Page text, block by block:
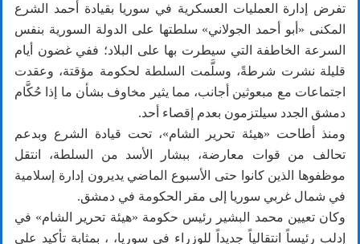
تفرض إدارة العمليات العسكرية في سوريا بقيادة أحمد الشرع
المكنى «أبو أحمد الجولاني» سلطتها على الدولة السورية بنفس
السرعة الخاطفة التي سيطرت بها على البلاد؛ ففي غضون أيام
قليلة نشرت شرطةً، وسلَّمت السلطة لحكومة مؤقتة، وعقدت
اجتماعات مع مبعوثين أجانب، مما يثير مخاوف بشأن ما إذا حُكَّام
دمشق الجدد سيلتزمون بعدم إقصاء أحد.
ومنذ أطاحت «هيئة تحرير الشام»، تحت قيادة الشرع وبدعم
تحالف من قوات معارضة، ببشار الأسد من السلطة، انتقل
موظفوها الذين كانوا حتى الأسبوع الماضي يديرون إدارة إسلامية
في شمال غربي سوريا إلى مقر الحكومة في دمشق.
وكان تعيين محمد البشير رئيس حكومة «هيئة تحرير الشام» في
إدلب رئيساً انتقالياً جديداً للوزراء في سوريا، ، بمثابة تأكيد على